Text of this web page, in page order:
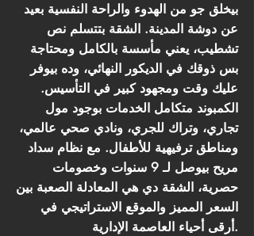
بيخلق جو من الهدوء والراحة النفسية بعيد
عن دوشة المدينة. الشقة بتتسلم نص
تشطيب، يعني مأسسة بالكامل ومحتاجة
بس ذوقك في الديكور النهائي، وده بيوفر
عليك وقت ومجهود كبير في التأسيس.
الكمبوند متكامل الخدمات بوجود مول
تجاري، وتراك للجري، ونادي صحي عالمي،
ومناطق ترفيهية للأطفال. مع نظام سداد
مريح بيوصل لـ 9 سنوات وخصومات
حصرية، الشقة دي هي المعادلة الصعبة بين
السعر المميز والموقع الاستراتيجي في
أرقى أحياء العاصمة الإدارية.